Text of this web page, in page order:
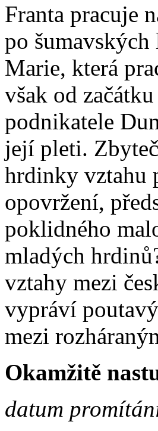
Franta pracuje
po
Marie, která
však od
podnikatele
její pleti.
hrdinky vztahu
opovržení,
poklidného
mladých
vztahy mezi
vypráví
mezi
Okamžitě
datum